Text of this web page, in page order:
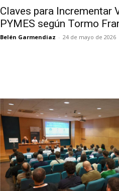
Claves para Incrementar
PYMES según Tormo
Belén Garmendiaz - 24 de mayo de 2026